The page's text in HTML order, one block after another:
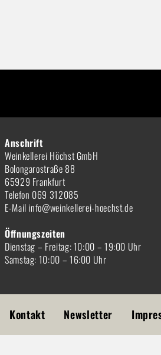
Anschrift
Weinkellerei Höchst GmbH
Bolongarostraße 88
65929 Frankfurt
Telefon 069 312085
E-Mail info@weinkellerei-hoechst.de
Öffnungszeiten
Dienstag – Freitag: 10:00 – 19:00 Uhr
Samstag: 10:00 – 16:00 Uhr
Kontakt Newsletter